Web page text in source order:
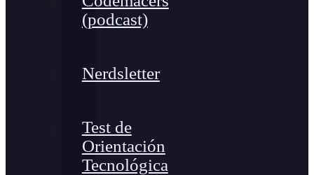
(podcast)
Nerdsletter
Test de
Orientación
Tecnológica